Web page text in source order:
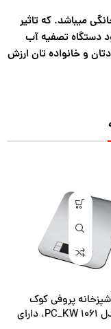
میباشد. که تاثیر
دستگاه تصفیه آب
و خانواده تان ارزش
پروفی کوک
آلمان مدل PC_KW 1061، دارای